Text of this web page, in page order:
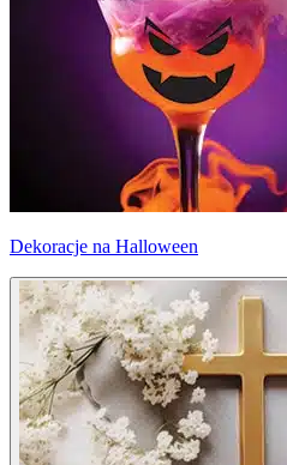
Dekoracje na Halloween